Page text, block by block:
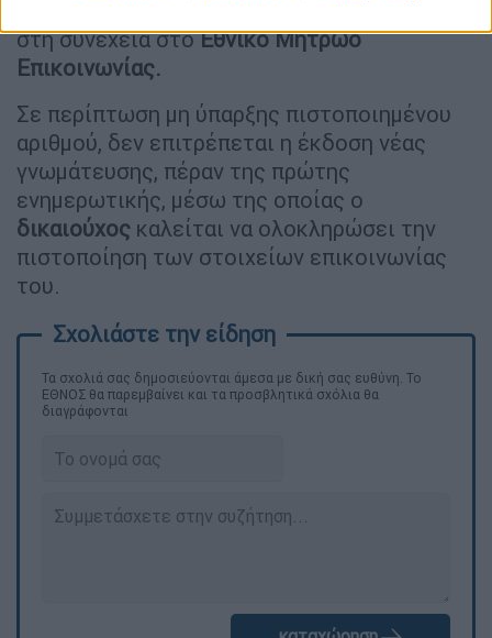
στη συνέχεια στοΕθνικό Μητρώο
Επικοινωνίας.
Σε περίπτωση μη ύπαρξης πιστοποιημένου
αριθμού, δεν επιτρέπεται η έκδοση νέας
γνωμάτευσης, πέραν της πρώτης
ενημερωτικής, μέσω της οποίας ο
δικαιούχος καλείται να ολοκληρώσει την
πιστοποίηση των στοιχείων επικοινωνίας
του.
Τα σχολιά σας δημοσιεύονται άμεσα με δική σας ευθύνη. Το
ΕΘΝΟΣ θα παρεμβαίνει και τα προσβλητικά σχόλια θα
διαγράφονται